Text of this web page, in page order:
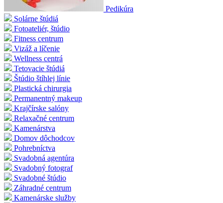
Pedikúra
Solárne štúdiá
Fotoateliér, štúdio
Fitness centrum
Vizáž a líčenie
Wellness centrá
Tetovacie štúdiá
Štúdio štíhlej línie
Plastická chirurgia
Permanentný makeup
Krajčírske salóny
Relaxačné centrum
Kamenárstva
Domov dôchodcov
Pohrebníctva
Svadobná agentúra
Svadobný fotograf
Svadobné štúdio
Záhradné centrum
Kamenárske služby